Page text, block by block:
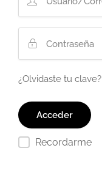
¿Olvidaste tu clave?
Recordarme